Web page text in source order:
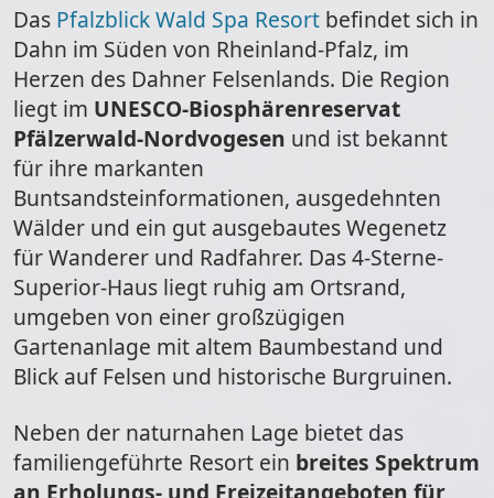
Das Pfalzblick Wald Spa Resort befindet sich in
Dahn im Süden von Rheinland-Pfalz, im
Herzen des Dahner Felsenlands. Die Region
liegt im UNESCO-Biosphärenreservat
Pfälzerwald-Nordvogesen und ist bekannt
für ihre markanten
Buntsandsteinformationen, ausgedehnten
Wälder und ein gut ausgebautes Wegenetz
für Wanderer und Radfahrer. Das 4-Sterne-
Superior-Haus liegt ruhig am Ortsrand,
umgeben von einer großzügigen
Gartenanlage mit altem Baumbestand und
Blick auf Felsen und historische Burgruinen.
Neben der naturnahen Lage bietet das
familiengeführte Resort ein breites Spektrum
an Erholungs- und Freizeitangeboten für